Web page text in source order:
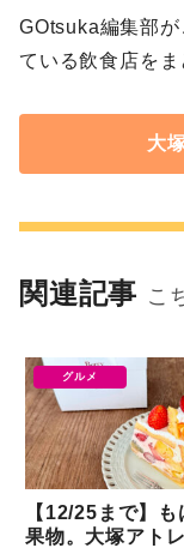
GOtsuka編集部
ている飲食店をま
大
関連記事 こ
グルメ
【12/25まで】
果物。大塚アト